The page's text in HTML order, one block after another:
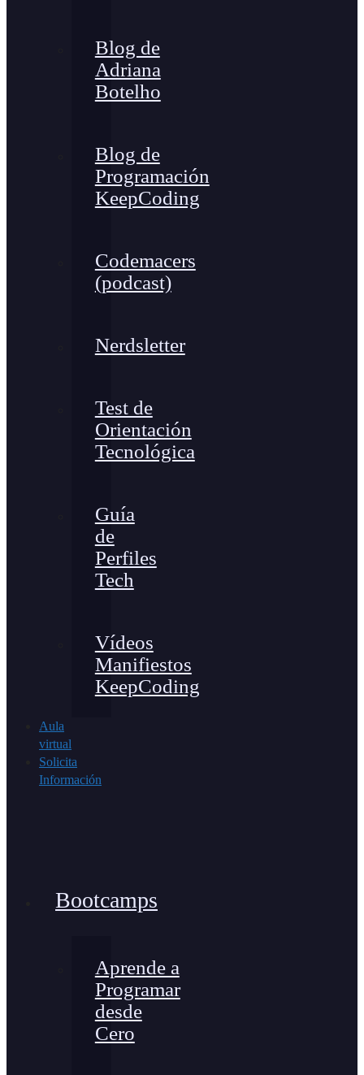
Blog de
Adriana
Botelho
Blog de
Programación
KeepCoding
Codemacers
(podcast)
Nerdsletter
Test de
Orientación
Tecnológica
Guía
de
Perfiles
Tech
Vídeos
Manifiestos
KeepCoding
Aula
virtual
Solicita
Información
Bootcamps
Aprende a
Programar
desde
Cero